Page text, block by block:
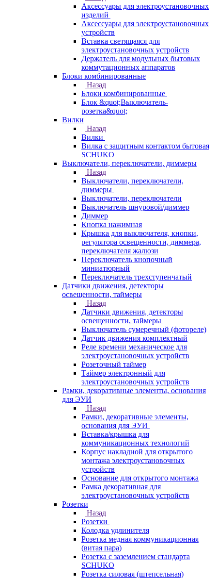
Аксессуары для электроустановочных
изделий
Аксессуары для электроустановочных
устройств
Вставка светящаяся для
электроустановочных устройств
Держатель для модульных бытовых
коммутационных аппаратов
Блоки комбинированные
Назад
Блоки комбинированные
Блок &quot;Выключатель-
розетка&quot;
Вилки
Назад
Вилки
Вилка с защитным контактом бытовая
SCHUKO
Выключатели, переключатели, диммеры
Назад
Выключатели, переключатели,
диммеры
Выключатели, переключатели
Выключатель шнуровой/диммер
Диммер
Кнопка нажимная
Крышка для выключателя, кнопки,
регулятора освещенности, диммера,
переключателя жалюзи
Переключатель кнопочный
миниатюрный
Переключатель трехступенчатый
Датчики движения, детекторы
освещенности, таймеры
Назад
Датчики движения, детекторы
освещенности, таймеры
Выключатель сумеречный (фотореле)
Датчик движения комплектный
Реле времени механическое для
электроустановочных устройств
Розеточный таймер
Таймер электронный для
электроустановочных устройств
Рамки, декоративные элементы, основания
для ЭУИ
Назад
Рамки, декоративные элементы,
основания для ЭУИ
Вставка/крышка для
коммуникационных технологий
Корпус накладной для открытого
монтажа электроустановочных
устройств
Основание для открытого монтажа
Рамка декоративная для
электроустановочных устройств
Розетки
Назад
Розетки
Колодка удлинителя
Розетка медная коммуникационная
(витая пара)
Розетка с заземлением стандарта
SCHUKO
Розетка силовая (штепсельная)